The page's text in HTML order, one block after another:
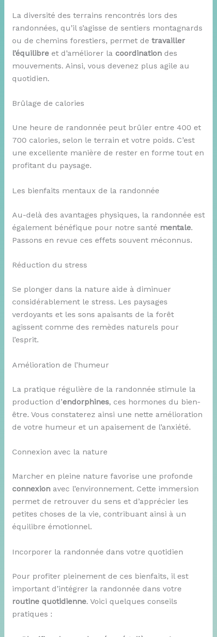
La diversité des terrains rencontrés lors des
randonnées, qu’il s’agisse de sentiers montagnards
ou de chemins forestiers, permet de travailler
l’équilibreet d’améliorer la coordinationdes
mouvements. Ainsi, vous devenez plus agile au
quotidien.
Brûlage de calories
Une heure de randonnée peut brûler entre 400 et
700 calories, selon le terrain et votre poids. C’est
une excellente manière de rester en forme tout en
profitant du paysage.
Les bienfaits mentaux de la randonnée
Au-delà des avantages physiques, la randonnée est
également bénéfique pour notre santé mentale.
Passons en revue ces effets souvent méconnus.
Réduction du stress
Se plonger dans la nature aide à diminuer
considérablement le stress. Les paysages
verdoyants et les sons apaisants de la forêt
agissent comme des remèdes naturels pour
l’esprit.
Amélioration de l’humeur
La pratique régulière de la randonnée stimule la
production d’endorphines, ces hormones du bien-
être. Vous constaterez ainsi une nette amélioration
de votre humeur et un apaisement de l’anxiété.
Connexion avec la nature
Marcher en pleine nature favorise une profonde
connexionavec l’environnement. Cette immersion
permet de retrouver du sens et d’apprécier les
petites choses de la vie, contribuant ainsi à un
équilibre émotionnel.
Incorporer la randonnée dans votre quotidien
Pour profiter pleinement de ces bienfaits, il est
important d’intégrer la randonnée dans votre
routine quotidienne. Voici quelques conseils
pratiques :